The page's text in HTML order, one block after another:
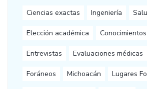
Ciencias exactas Ingeniería
Elección académica
Entrevistas Evaluaciones médicas
Foráneos Michoacán Lugares